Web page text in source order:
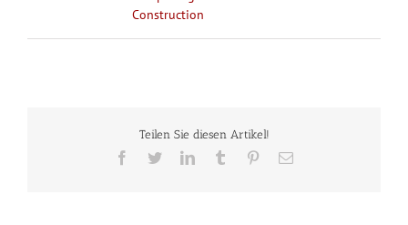
Construction
Teilen Sie diesen Artikel!
Facebook
TwitterLinkedInTumblr Pinterest
E-